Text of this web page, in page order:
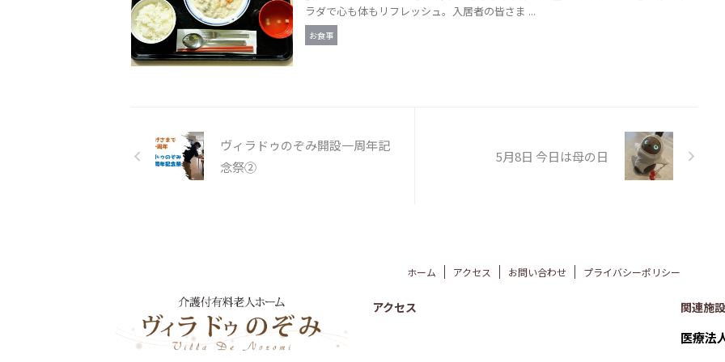
ラダで心も体もリフレッシュ。入居者の皆さま ...
お食事
ヴィラドゥのぞみ開設一周年記
念祭②
5月8日 今日は母の日
ホーム アクセス お問い合わせ プライバシーポリシー
アクセス 関連施設
医療法